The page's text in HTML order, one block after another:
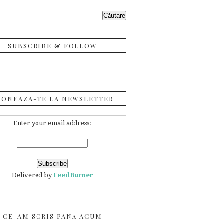
SUBSCRIBE & FOLLOW
TE LA NEWSLETTER
Enter your email address:
Delivered byFeedBurner
CE-AM SCRIS PANA ACUM